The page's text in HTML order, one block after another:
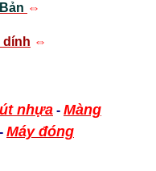
⇔
dính ⇔
nhựa - Màng
- Máy đóng